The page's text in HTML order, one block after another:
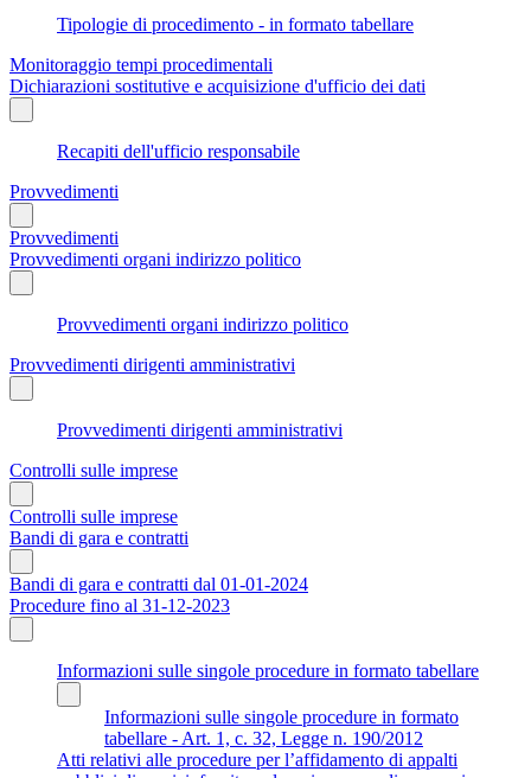
Tipologie di procedimento - in formato tabellare
Monitoraggio tempi procedimentali
Dichiarazioni sostitutive e acquisizione d'ufficio dei dati
Recapiti dell'ufficio responsabile
Provvedimenti
Provvedimenti
Provvedimenti organi indirizzo politico
Provvedimenti organi indirizzo politico
Provvedimenti dirigenti amministrativi
Provvedimenti dirigenti amministrativi
Controlli sulle imprese
Controlli sulle imprese
Bandi di gara e contratti
Bandi di gara e contratti dal 01-01-2024
Procedure fino al 31-12-2023
Informazioni sulle singole procedure in formato tabellare
Informazioni sulle singole procedure in formato
tabellare - Art. 1, c. 32, Legge n. 190/2012
Atti relativi alle procedure per l’affidamento di appalti